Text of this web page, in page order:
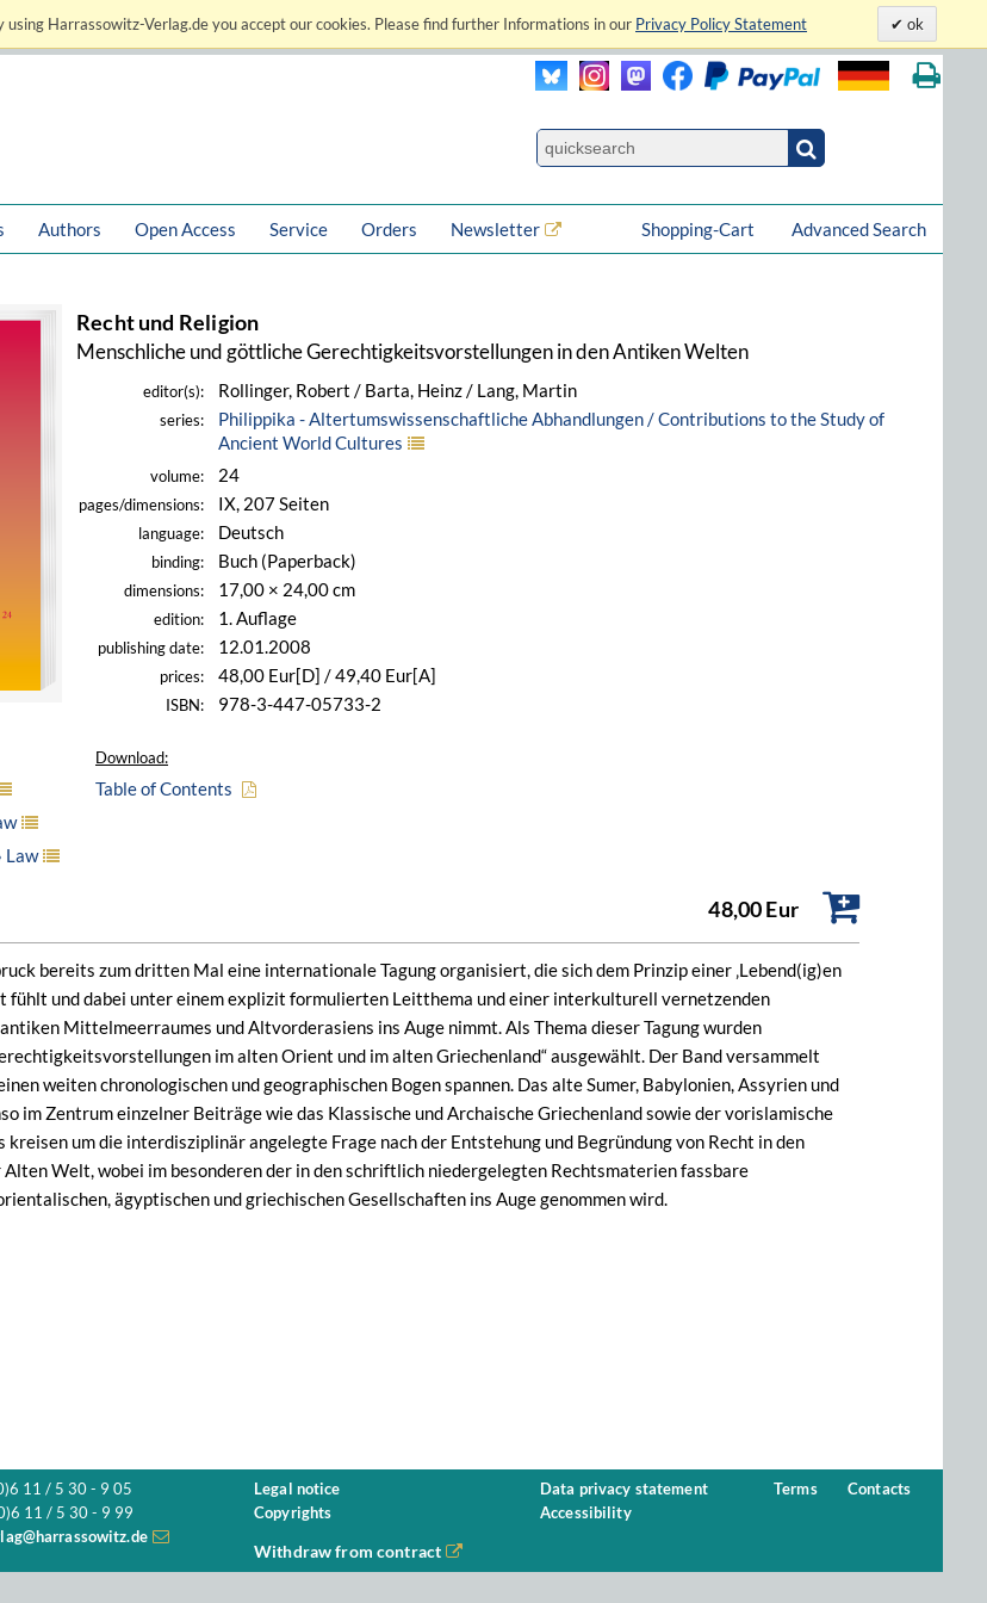
Harrassowitz-Verlag.de you accept our cookies. Please find further Informations in our Privacy Policy Statement ok
Authors Open Access Service Orders Newsletter Advanced Search
Shopping-Cart
Recht und Religion
Menschliche und göttliche Gerechtigkeitsvorstellungen in den Antiken Welten
editor(s): Rollinger, Robert / Barta, Heinz / Lang, Martin
series:
Philippika - Altertumswissenschaftliche Abhandlungen / Contributions to the Study of
Ancient World Cultures
volume: 24
pages/dimensions: IX, 207 Seiten
language: Deutsch
binding: Buch (Paperback)
dimensions: 17,00 × 24,00 cm
edition: 1. Auflage
publishing date: 12.01.2008
prices: 48,00 Eur[D] / 49,40 Eur[A]
ISBN: 978-3-447-05733-2
Law
Download:
Table of Contents
48,00 Eur
bereits zum dritten Mal eine internationale Tagung organisiert, die sich dem Prinzip einer ‚Lebend(ig)en
fühlt und dabei unter einem explizit formulierten Leitthema und einer interkulturell vernetzenden
Mittelmeerraumes und Altvorderasiens ins Auge nimmt. Als Thema dieser Tagung wurden
im alten Orient und im alten Griechenland“ ausgewählt. Der Band versammelt
weiten chronologischen und geographischen Bogen spannen. Das alte Sumer, Babylonien, Assyrien und
im Zentrum einzelner Beiträge wie das Klassische und Archaische Griechenland sowie der vorislamische
kreisen um die interdisziplinär angelegte Frage nach der Entstehung und Begründung von Recht in den
Welt, wobei im besonderen der in den schriftlich niedergelegten Rechtsmaterien fassbare
ägyptischen und griechischen Gesellschaften ins Auge genommen wird.
11 / 5 30 - 9 05
11 / 5 30 - 9 99
Legal notice
Copyrights
Data privacy statement
Accessibility
Terms Contacts
Withdraw from contract